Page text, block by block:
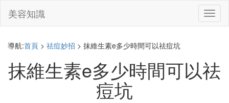
切
換
美容知識
導航:首頁 > 祛痘妙招 > 抹維生素e多少時間可以祛痘坑
抹維生素e多少時間可以祛
痘坑